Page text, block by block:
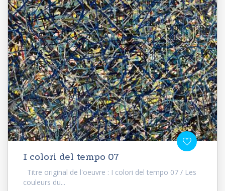
I colori del tempo 07
Titre original de l'oeuvre : I colori del tempo 07 / Les
couleurs du...